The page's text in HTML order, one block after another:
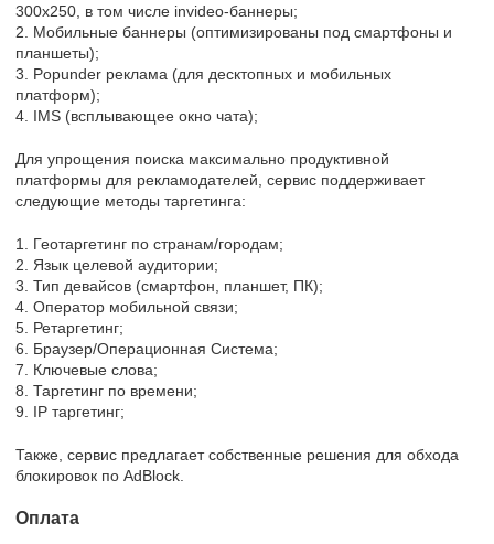
300x250, в том числе invideo-баннеры;
2. Мобильные баннеры (оптимизированы под смартфоны и
планшеты);
3. Popunder реклама (для десктопных и мобильных
платформ);
4. IMS (всплывающее окно чата);
Для упрощения поиска максимально продуктивной
платформы для рекламодателей, сервис поддерживает
следующие методы таргетинга:
1. Геотаргетинг по странам/городам;
2. Язык целевой аудитории;
3. Тип девайсов (смартфон, планшет, ПК);
4. Оператор мобильной связи;
5. Ретаргетинг;
6. Браузер/Операционная Система;
7. Ключевые слова;
8. Таргетинг по времени;
9. IP таргетинг;
Также, сервис предлагает собственные решения для обхода
блокировок по AdBlock.
Оплата